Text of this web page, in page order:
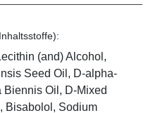
(and) Alcohol,
Seed Oil, D-alpha-
Biennis Oil, D-Mixed
Bisabolol, Sodium